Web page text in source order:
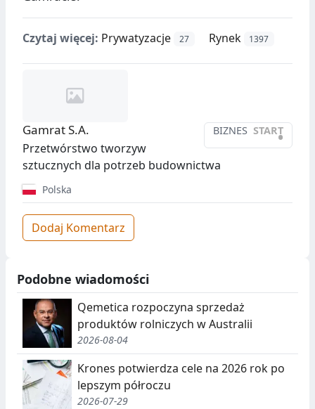
Czytaj więcej: Prywatyzacje 27 Rynek 1397
BIZNES START
•
Gamrat S.A.
Przetwórstwo tworzyw
sztucznych dla potrzeb budownictwa
Polska
Dodaj Komentarz
Podobne wiadomości
Qemetica rozpoczyna sprzedaż
produktów rolniczych w Australii
2026-08-04
Krones potwierdza cele na 2026 rok po
lepszym półroczu
2026-07-29